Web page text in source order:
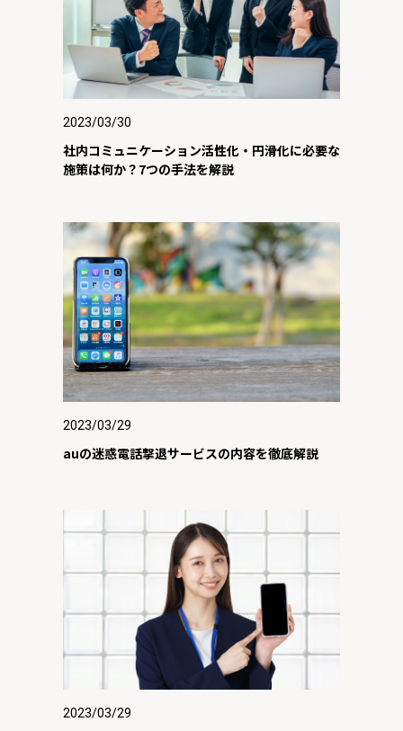
2023/03/30
社内コミュニケーション活性化・円滑化に必要な
施策は何か？7つの手法を解説
2023/03/29
auの迷惑電話撃退サービスの内容を徹底解説
2023/03/29